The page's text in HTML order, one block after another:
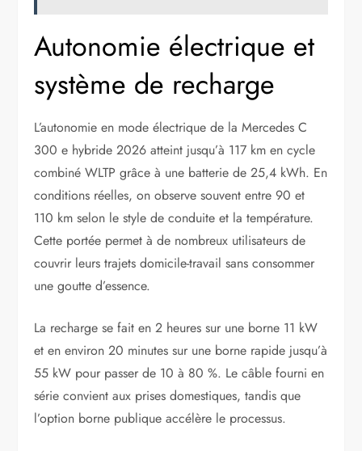
Autonomie électrique et
système de recharge
L’autonomie en mode électrique de la Mercedes C
300 e hybride 2026 atteint jusqu’à 117 km en cycle
combiné WLTP grâce à une batterie de 25,4 kWh. En
conditions réelles, on observe souvent entre 90 et
110 km selon le style de conduite et la température.
Cette portée permet à de nombreux utilisateurs de
couvrir leurs trajets domicile-travail sans consommer
une goutte d’essence.
La recharge se fait en 2 heures sur une borne 11 kW
et en environ 20 minutes sur une borne rapide jusqu’à
55 kW pour passer de 10 à 80 %. Le câble fourni en
série convient aux prises domestiques, tandis que
l’option borne publique accélère le processus.